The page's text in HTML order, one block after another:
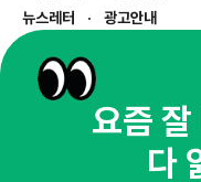
뉴스레터
광고안내
경기도 성남시 분당구 대왕판교로
사업자등록번호 : 144-81-27690(
통신판매업신고번호 : 2014-경기
호스팅서비스사업자 : 오픈애즈
1800-2198
요즘
다